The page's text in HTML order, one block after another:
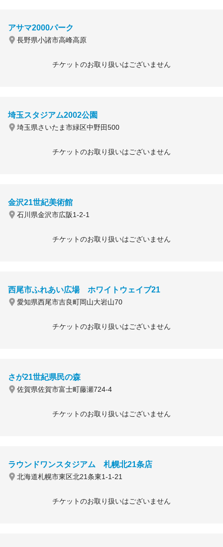
アサマ2000パーク
長野県小諸市高峰高原
チケットのお取り扱いはございません
埼玉スタジアム2002公園
埼玉県さいたま市緑区中野田500
チケットのお取り扱いはございません
金沢21世紀美術館
石川県金沢市広阪1-2-1
チケットのお取り扱いはございません
西尾市ふれあい広場 ホワイトウェイブ21
愛知県西尾市吉良町岡山大岩山70
チケットのお取り扱いはございません
さが21世紀県民の森
佐賀県佐賀市富士町藤瀬724-4
チケットのお取り扱いはございません
ラウンドワンスタジアム 札幌北21条店
北海道札幌市東区北21条東1-1-21
チケットのお取り扱いはございません